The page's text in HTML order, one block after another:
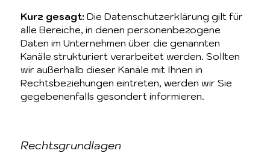
Kurz gesagt: Die Datenschutzerklärung gilt für
alle Bereiche, in denen personenbezogene
Daten im Unternehmen über die genannten
Kanäle strukturiert verarbeitet werden. Sollten
wir außerhalb dieser Kanäle mit Ihnen in
Rechtsbeziehungen eintreten, werden wir Sie
gegebenenfalls gesondert informieren.
Rechtsgrundlagen